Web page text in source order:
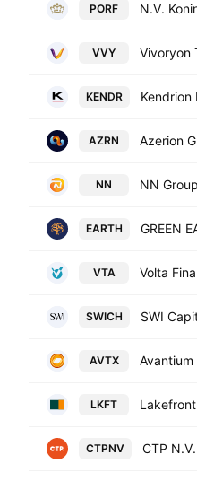
PORF
VVY Vivoryon
KENDR Kendrion
AZRN Azerion
NN NN
EARTH GREEN
VTA Volta
SWICH SWI
AVTX Avantium
LKFT
CTPNV CTP N.V.